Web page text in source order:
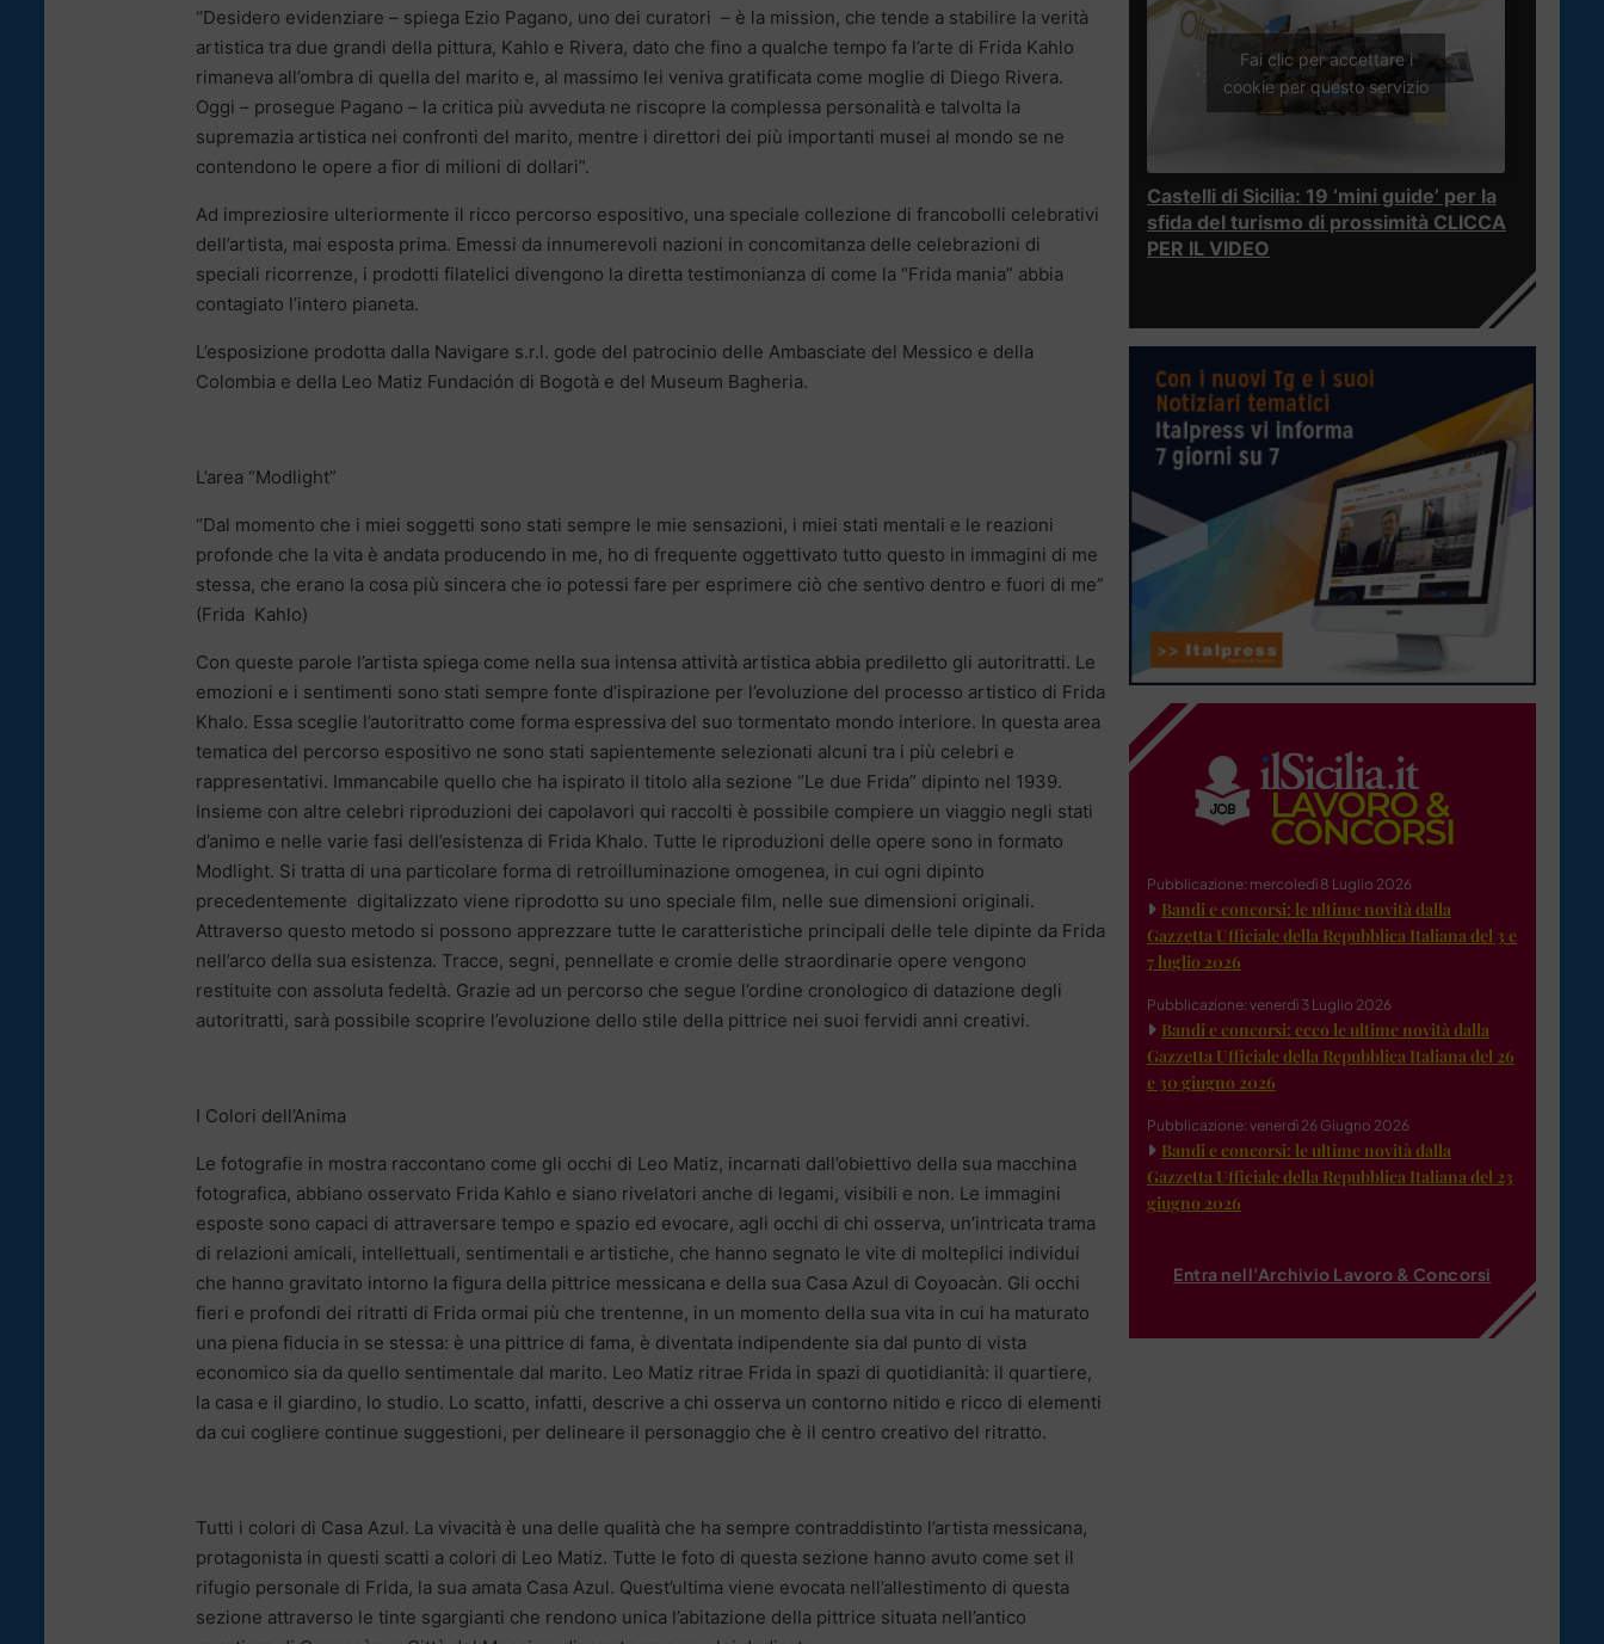
“Desidero evidenziare – spiega Ezio Pagano, uno dei curatori – è la mission, che tende a stabilire la verità
artistica tra due grandi della pittura, Kahlo e Rivera, dato che fino a qualche tempo fa l’arte di Frida Kahlo
rimaneva all’ombra di quella del marito e, al massimo lei veniva gratificata come moglie di Diego Rivera.
Oggi – prosegue Pagano – la critica più avveduta ne riscopre la complessa personalità e talvolta la
supremazia artistica nei confronti del marito, mentre i direttori dei più importanti musei al mondo se ne
contendono le opere a fior di milioni di dollari”.
Ad impreziosire ulteriormente il ricco percorso espositivo, una speciale collezione di francobolli celebrativi
dell’artista, mai esposta prima. Emessi da innumerevoli nazioni in concomitanza delle celebrazioni di
speciali ricorrenze, i prodotti filatelici divengono la diretta testimonianza di come la “Frida mania” abbia
contagiato l’intero pianeta.
L’esposizione prodotta dalla Navigare s.r.l. gode del patrocinio delle Ambasciate del Messico e della
Colombia e della Leo Matiz Fundación di Bogotà e del Museum Bagheria.
L’area “Modlight”
“Dal momento che i miei soggetti sono stati sempre le mie sensazioni, i miei stati mentali e le reazioni
profonde che la vita è andata producendo in me, ho di frequente oggettivato tutto questo in immagini di me
stessa, che erano la cosa più sincera che io potessi fare per esprimere ciò che sentivo dentro e fuori di me”
(Frida Kahlo)
Con queste parole l’artista spiega come nella sua intensa attività artistica abbia prediletto gli autoritratti. Le
emozioni e i sentimenti sono stati sempre fonte d’ispirazione per l’evoluzione del processo artistico di Frida
Khalo. Essa sceglie l’autoritratto come forma espressiva del suo tormentato mondo interiore. In questa area
tematica del percorso espositivo ne sono stati sapientemente selezionati alcuni tra i più celebri e
rappresentativi. Immancabile quello che ha ispirato il titolo alla sezione “Le due Frida” dipinto nel 1939.
Insieme con altre celebri riproduzioni dei capolavori qui raccolti è possibile compiere un viaggio negli stati
d’animo e nelle varie fasi dell’esistenza di Frida Khalo. Tutte le riproduzioni delle opere sono in formato
Modlight. Si tratta di una particolare forma di retroilluminazione omogenea, in cui ogni dipinto
precedentemente digitalizzato viene riprodotto su uno speciale film, nelle sue dimensioni originali.
Attraverso questo metodo si possono apprezzare tutte le caratteristiche principali delle tele dipinte da Frida
nell’arco della sua esistenza. Tracce, segni, pennellate e cromie delle straordinarie opere vengono
restituite con assoluta fedeltà. Grazie ad un percorso che segue l’ordine cronologico di datazione degli
autoritratti, sarà possibile scoprire l’evoluzione dello stile della pittrice nei suoi fervidi anni creativi.
I Colori dell’Anima
Le fotografie in mostra raccontano come gli occhi di Leo Matiz, incarnati dall’obiettivo della sua macchina
fotografica, abbiano osservato Frida Kahlo e siano rivelatori anche di legami, visibili e non. Le immagini
esposte sono capaci di attraversare tempo e spazio ed evocare, agli occhi di chi osserva, un’intricata trama
di relazioni amicali, intellettuali, sentimentali e artistiche, che hanno segnato le vite di molteplici individui
che hanno gravitato intorno la figura della pittrice messicana e della sua Casa Azul di Coyoacàn. Gli occhi
fieri e profondi dei ritratti di Frida ormai più che trentenne, in un momento della sua vita in cui ha maturato
una piena fiducia in se stessa: è una pittrice di fama, è diventata indipendente sia dal punto di vista
economico sia da quello sentimentale dal marito. Leo Matiz ritrae Frida in spazi di quotidianità: il quartiere,
la casa e il giardino, lo studio. Lo scatto, infatti, descrive a chi osserva un contorno nitido e ricco di elementi
da cui cogliere continue suggestioni, per delineare il personaggio che è il centro creativo del ritratto.
Tutti i colori di Casa Azul. La vivacità è una delle qualità che ha sempre contraddistinto l’artista messicana,
protagonista in questi scatti a colori di Leo Matiz. Tutte le foto di questa sezione hanno avuto come set il
rifugio personale di Frida, la sua amata Casa Azul. Quest’ultima viene evocata nell’allestimento di questa
sezione attraverso le tinte sgargianti che rendono unica l’abitazione della pittrice situata nell’antico
Fai clic per accettare i
cookie per questo servizio
Castelli di Sicilia: 19 ‘mini guide’ per la
sfida del turismo di prossimità CLICCA
PER IL VIDEO
Pubblicazione: mercoledì 8 Luglio 2026
Bandi e concorsi: le ultime novità dalla
Gazzetta Ufficiale della Repubblica Italiana del 3 e
7 luglio 2026
Pubblicazione: venerdì 3 Luglio 2026
Bandi e concorsi: ecco le ultime novità dalla
Gazzetta Ufficiale della Repubblica Italiana del 26
e 30 giugno 2026
Pubblicazione: venerdì 26 Giugno 2026
Bandi e concorsi: le ultime novità dalla
Gazzetta Ufficiale della Repubblica Italiana del 23
giugno 2026
Entra nell'Archivio Lavoro & Concorsi